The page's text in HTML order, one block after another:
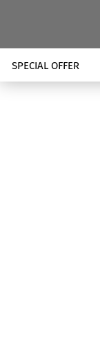
SPECIAL OFFER